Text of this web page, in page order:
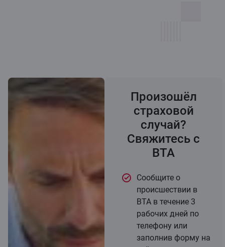
Произошёл
страховой
случай?
Свяжитесь с
BTA
Сообщите о
происшествии в
BTA в течение 3
рабочих дней по
телефону или
заполнив форму на